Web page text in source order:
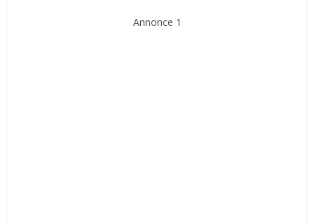
Annonce 1